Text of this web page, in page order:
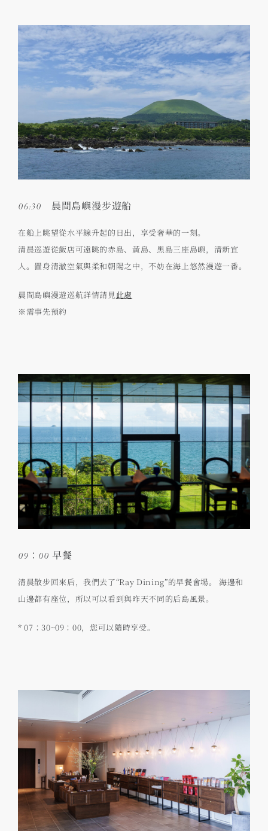
06:30 晨間島嶼漫步遊船
在船上眺望從水平線升起的日出，享受奢華的一刻。
清晨巡遊從飯店可遠眺的赤島、黃島、黑島三座島嶼，清新宜
人。置身清澈空氣與柔和朝陽之中，不妨在海上悠然漫遊一番。
晨間島嶼漫遊巡航詳情請見此處
※需事先預約
09：00 早餐
清晨散步回來后，我們去了“Ray Dining”的早餐會場。 海邊和
山邊都有座位，所以可以看到與昨天不同的后島風景。
* 07：30~09：00，您可以隨時享受。